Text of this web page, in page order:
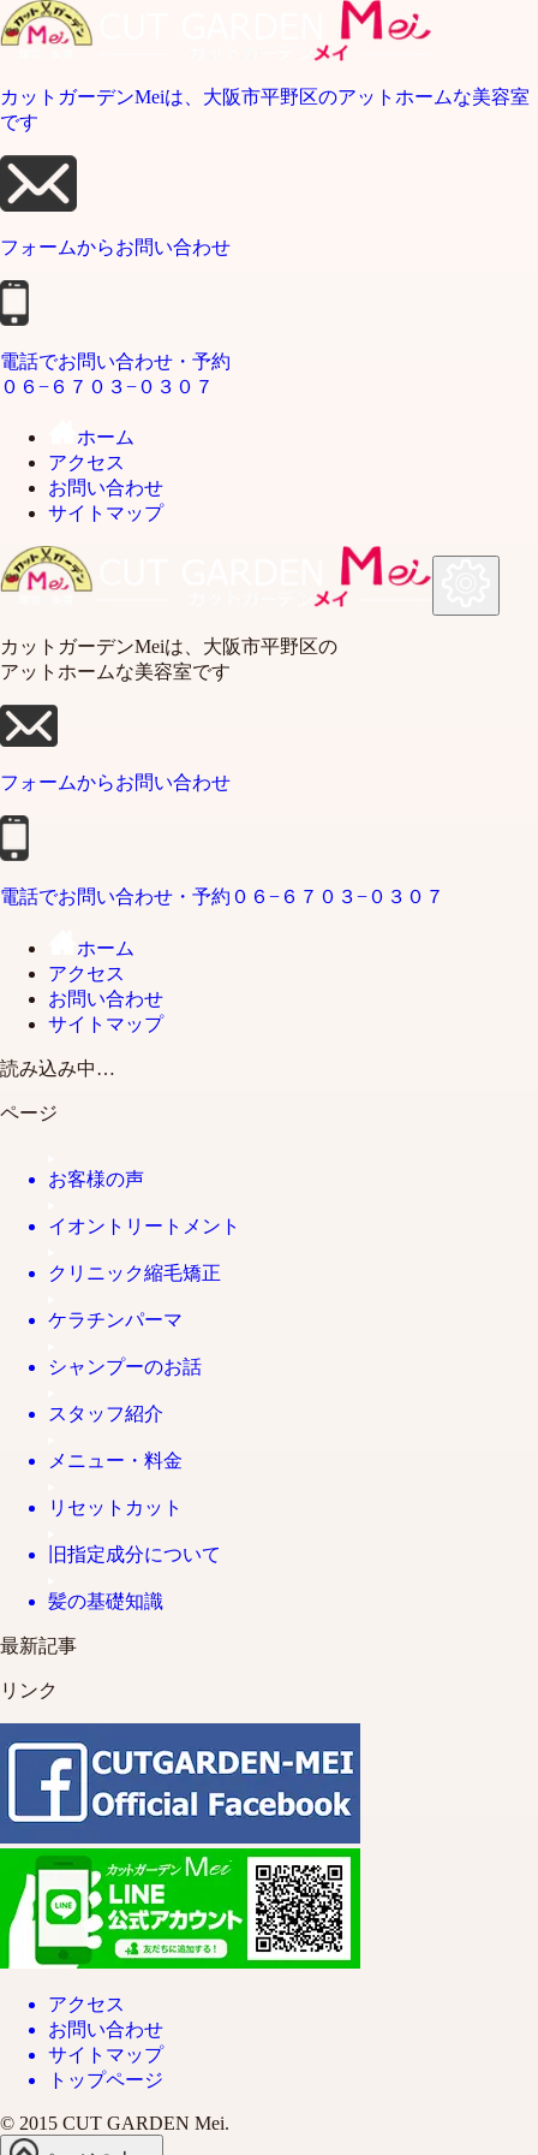
カットガーデンMeiは、大阪市平野区のアットホームな美容室
です
フォームからお問い合わせ
電話でお問い合わせ・予約
０６−６７０３−０３０７
ホーム
アクセス
お問い合わせ
サイトマップ
カットガーデンMeiは、大阪市平野区の
アットホームな美容室です
フォームからお問い合わせ
電話でお問い合わせ・予約 ０６−６７０３−０３０７
ホーム
アクセス
お問い合わせ
サイトマップ
読み込み中…
ページ
お客様の声
イオントリートメント
クリニック縮毛矯正
ケラチンパーマ
シャンプーのお話
スタッフ紹介
メニュー・料金
リセットカット
旧指定成分について
髪の基礎知識
最新記事
リンク
アクセス
お問い合わせ
サイトマップ
トップページ
© 2015 CUT GARDEN Mei.